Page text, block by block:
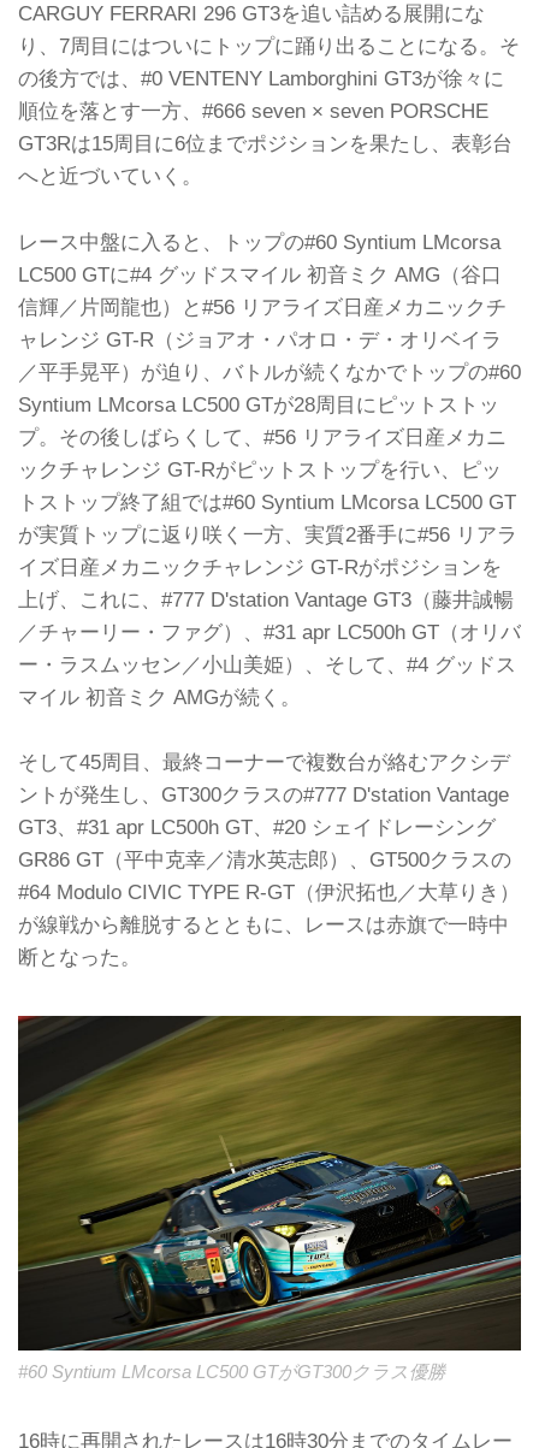
CARGUY FERRARI 296 GT3を追い詰める展開にな
り、7周目にはついにトップに踊り出ることになる。そ
の後方では、#0 VENTENY Lamborghini GT3が徐々に
順位を落とす一方、#666 seven × seven PORSCHE
GT3Rは15周目に6位までポジションを果たし、表彰台
へと近づいていく。
レース中盤に入ると、トップの#60 Syntium LMcorsa
LC500 GTに#4 グッドスマイル 初音ミク AMG（谷口
信輝／片岡龍也）と#56 リアライズ日産メカニックチ
ャレンジ GT-R（ジョアオ・パオロ・デ・オリベイラ
／平手晃平）が迫り、バトルが続くなかでトップの#60
Syntium LMcorsa LC500 GTが28周目にピットストッ
プ。その後しばらくして、#56 リアライズ日産メカニ
ックチャレンジ GT-Rがピットストップを行い、ピッ
トストップ終了組では#60 Syntium LMcorsa LC500 GT
が実質トップに返り咲く一方、実質2番手に#56 リアラ
イズ日産メカニックチャレンジ GT-Rがポジションを
上げ、これに、#777 D'station Vantage GT3（藤井誠暢
／チャーリー・ファグ）、#31 apr LC500h GT（オリバ
ー・ラスムッセン／小山美姫）、そして、#4 グッドス
マイル 初音ミク AMGが続く。
そして45周目、最終コーナーで複数台が絡むアクシデ
ントが発生し、GT300クラスの#777 D'station Vantage
GT3、#31 apr LC500h GT、#20 シェイドレーシング
GR86 GT（平中克幸／清水英志郎）、GT500クラスの
#64 Modulo CIVIC TYPE R-GT（伊沢拓也／大草りき）
が線戦から離脱するとともに、レースは赤旗で一時中
断となった。
#60 Syntium LMcorsa LC500 GTがGT300クラス優勝
16時に再開されたレースは16時30分までのタイムレー